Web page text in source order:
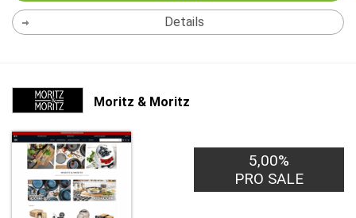
Details
Moritz & Moritz
5,00%
PRO SALE